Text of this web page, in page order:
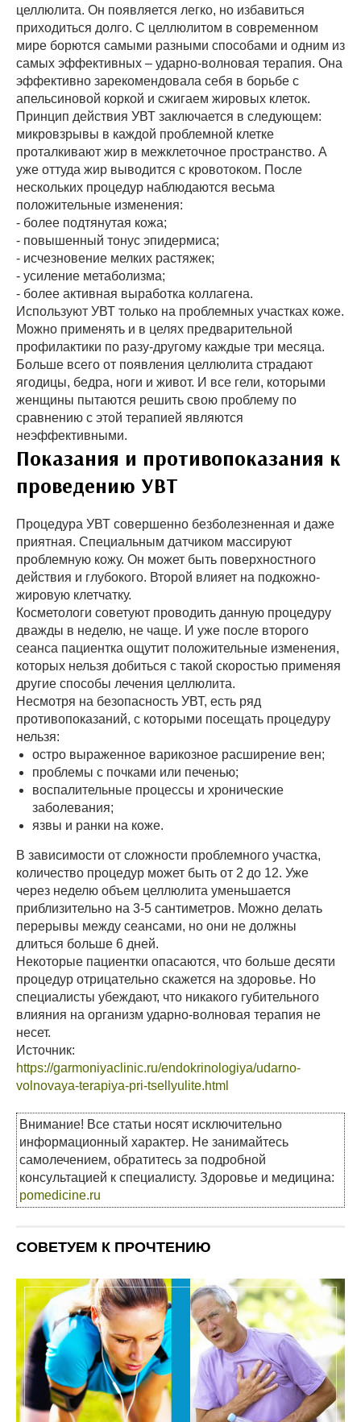
целлюлита. Он появляется легко, но избавиться
приходиться долго. С целлюлитом в современном
мире борются самыми разными способами и одним из
самых эффективных – ударно-волновая терапия. Она
эффективно зарекомендовала себя в борьбе с
апельсиновой коркой и сжигаем жировых клеток.
Принцип действия УВТ заключается в следующем:
микровзрывы в каждой проблемной клетке
проталкивают жир в межклеточное пространство. А
уже оттуда жир выводится с кровотоком. После
нескольких процедур наблюдаются весьма
положительные изменения:
- более подтянутая кожа;
- повышенный тонус эпидермиса;
- исчезновение мелких растяжек;
- усиление метаболизма;
- более активная выработка коллагена.
Используют УВТ только на проблемных участках коже.
Можно применять и в целях предварительной
профилактики по разу-другому каждые три месяца.
Больше всего от появления целлюлита страдают
ягодицы, бедра, ноги и живот. И все гели, которыми
женщины пытаются решить свою проблему по
сравнению с этой терапией являются
неэффективными.
Показания и противопоказания к
проведению УВТ
Процедура УВТ совершенно безболезненная и даже
приятная. Специальным датчиком массируют
проблемную кожу. Он может быть поверхностного
действия и глубокого. Второй влияет на подкожно-
жировую клетчатку.
Косметологи советуют проводить данную процедуру
дважды в неделю, не чаще. И уже после второго
сеанса пациентка ощутит положительные изменения,
которых нельзя добиться с такой скоростью применяя
другие способы лечения целлюлита.
Несмотря на безопасность УВТ, есть ряд
противопоказаний, с которыми посещать процедуру
нельзя:
остро выраженное варикозное расширение вен;
проблемы с почками или печенью;
воспалительные процессы и хронические
заболевания;
язвы и ранки на коже.
В зависимости от сложности проблемного участка,
количество процедур может быть от 2 до 12. Уже
через неделю объем целлюлита уменьшается
приблизительно на 3-5 сантиметров. Можно делать
перерывы между сеансами, но они не должны
длиться больше 6 дней.
Некоторые пациентки опасаются, что больше десяти
процедур отрицательно скажется на здоровье. Но
специалисты убеждают, что никакого губительного
влияния на организм ударно-волновая терапия не
несет.
Источник:
https://garmoniyaclinic.ru/endokrinologiya/udarno-
volnovaya-terapiya-pri-tsellyulite.html
Внимание! Все статьи носят исключительно
информационный характер. Не занимайтесь
самолечением, обратитесь за подробной
консультацией к специалисту. Здоровье и медицина:
pomedicine.ru
СОВЕТУЕМ К ПРОЧТЕНИЮ